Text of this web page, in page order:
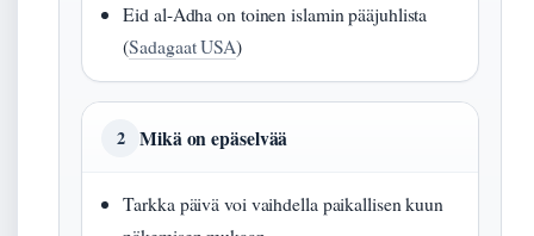
Eid al-Adha on toinen islamin pääjuhlista
(Sadagaat USA)
2 Mikä on epäselvää
Tarkka päivä voi vaihdella paikallisen kuun